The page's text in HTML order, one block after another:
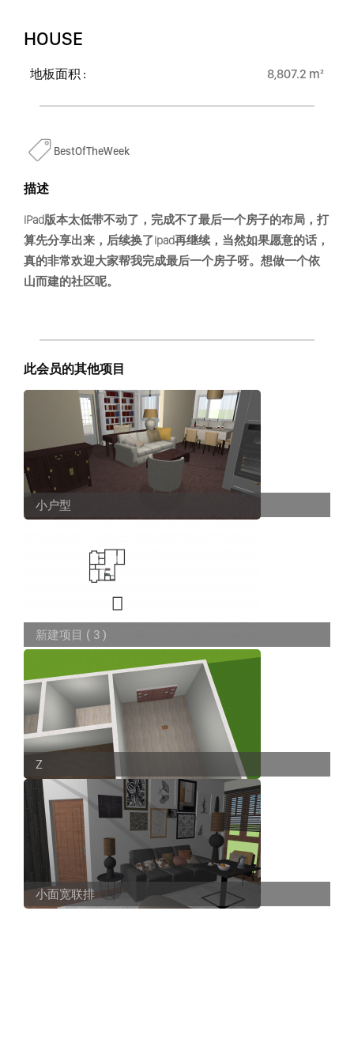
HOUSE
地板面积 : 8,807.2 m²
BestOfTheWeek
描述
iPad版本太低带不动了，完成不了最后一个房子的布局，打
算先分享出来，后续换了ipad再继续，当然如果愿意的话，
真的非常欢迎大家帮我完成最后一个房子呀。想做一个依
山而建的社区呢。
此会员的其他项目
小户型
新建项目 ( 3 )
Z
小面宽联排